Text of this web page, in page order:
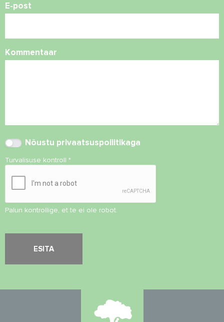
E-post
Kommentaar
Nõustu privaatsuspoliitikaga
Turvalisuse kontroll *
Palun kontrollige, et te ei ole robot.